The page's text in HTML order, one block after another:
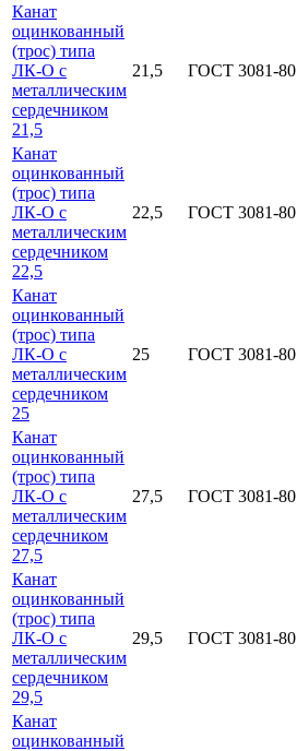
Канат
оцинкованный
(трос) типа
ЛК-О с
металлическим
сердечником
21,5
21,5 ГОСТ 3081-80
Канат
оцинкованный
(трос) типа
ЛК-О с
металлическим
сердечником
22,5
22,5 ГОСТ 3081-80
Канат
оцинкованный
(трос) типа
ЛК-О с
металлическим
сердечником
25
25 ГОСТ 3081-80
Канат
оцинкованный
(трос) типа
ЛК-О с
металлическим
сердечником
27,5
27,5 ГОСТ 3081-80
Канат
оцинкованный
(трос) типа
ЛК-О с
металлическим
сердечником
29,5
29,5 ГОСТ 3081-80
Канат
оцинкованный